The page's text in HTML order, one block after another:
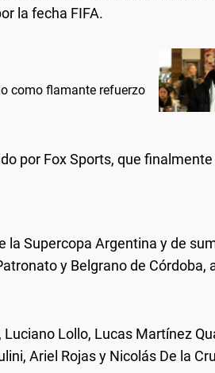
la fecha FIFA.
como flamante refuerzo
por Fox Sports, que
la Supercopa Argentina y de
y Belgrano de Córdoba,
Lollo, Lucas Martínez
Ariel Rojas y Nicolás De la